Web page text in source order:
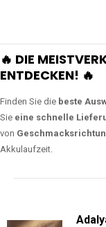
🔥 DIE
ENTDECKEN! 🔥
Finden Sie die beste
Sie eine schnelle
von
Akkulaufzeit.